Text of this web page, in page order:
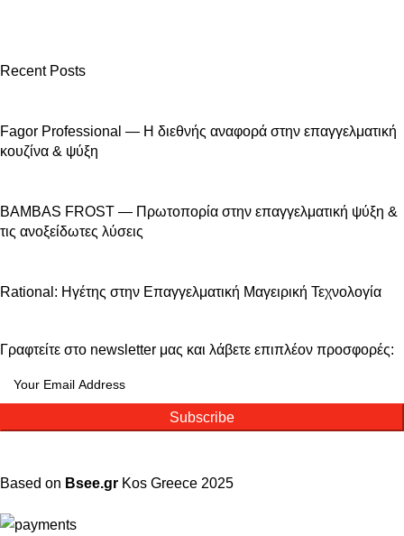
Recent Posts
Fagor Professional — Η διεθνής αναφορά στην επαγγελματική
κουζίνα & ψύξη
BAMBAS FROST — Πρωτοπορία στην επαγγελματική ψύξη &
τις ανοξείδωτες λύσεις
Rational: Ηγέτης στην Επαγγελματική Μαγειρική Τεχνολογία
Γραφτείτε στο newsletter μας και λάβετε επιπλέον προσφορές:
Subscribe
Based on Bsee.gr Kos Greece 2025